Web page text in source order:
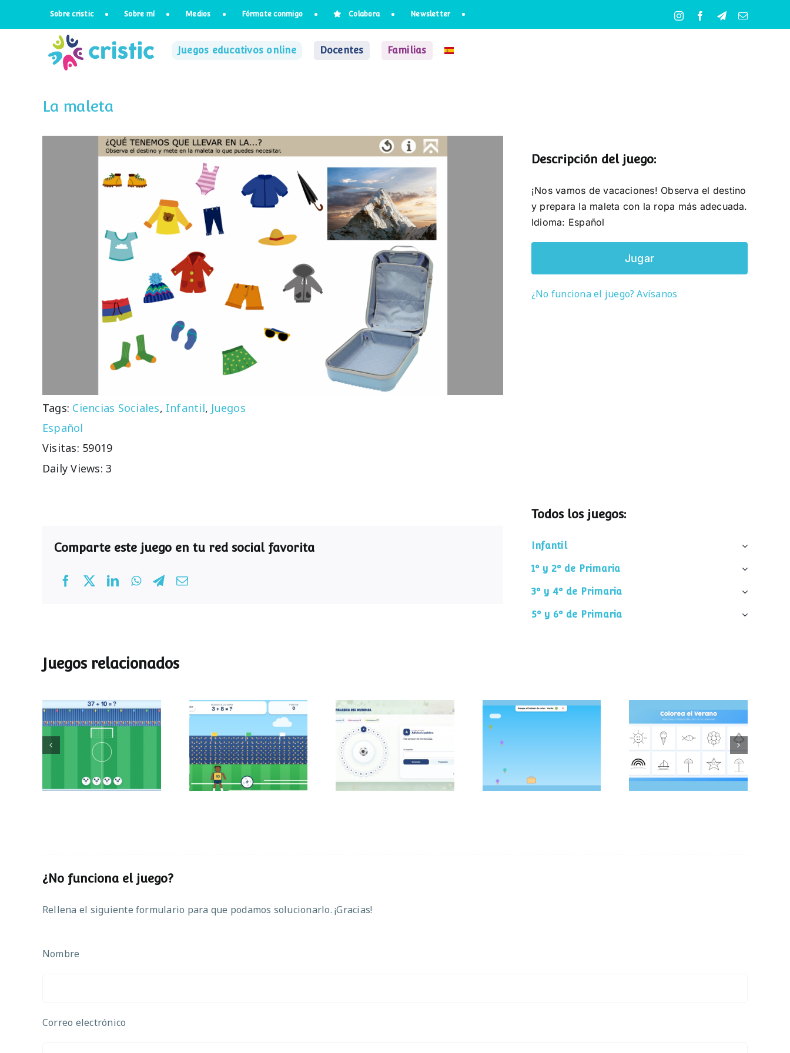
Sobre cristic Sobre mí Medios Fórmate conmigo Colabora Newsletter InstagramFacebookTelegramCorreo
Juegos educativos online Docentes Familias
La maleta
Tags: Ciencias Sociales, Infantil, Juegos
Español
Visitas: 59019
Daily Views: 3
Descripción del juego:
¡Nos vamos de vacaciones! Observa el destino
y prepara la maleta con la ropa más adecuada.
Idioma: Español
Jugar
¿No funciona el juego? Avísanos
Comparte este juego en tu red social favorita
Todos los juegos:
Infantil
1º y 2º de Primaria
3º y 4º de Primaria
5º y 6º de Primaria
Juegos relacionados
Mundial de
operaciones
Partido de sumas
Pasapalabra del
Mundial
Atrapa el helado Colorea el verano
¿No funciona el juego?
Rellena el siguiente formulario para que podamos solucionarlo. ¡Gracias!
Nombre
Correo electrónico